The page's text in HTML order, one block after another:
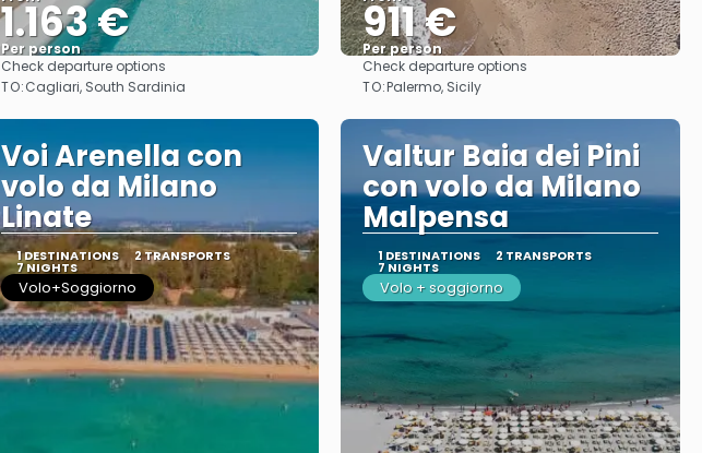
1.163 €
Per person
See
Check departure options
TO:Cagliari, South Sardinia
911 €
Per person
See
Check departure options
TO:Palermo, Sicily
Voi Arenella con
volo da Milano
Linate
1 DESTINATIONS 2 TRANSPORTS
7 NIGHTS
Volo+Soggiorno
Valtur Baia dei Pini
con volo da Milano
Malpensa
1 DESTINATIONS 2 TRANSPORTS
7 NIGHTS
Volo + soggiorno